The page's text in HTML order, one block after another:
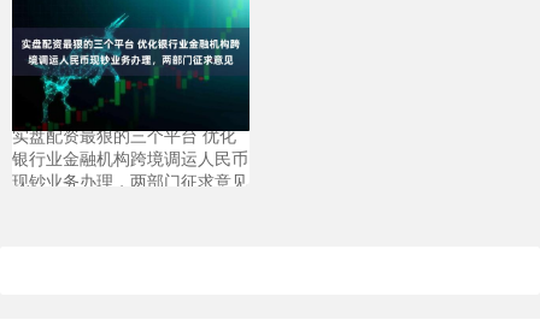
实盘配资最狠的三个平台 优化
银行业金融机构跨境调运人民币
现钞业务办理，两部门征求意见